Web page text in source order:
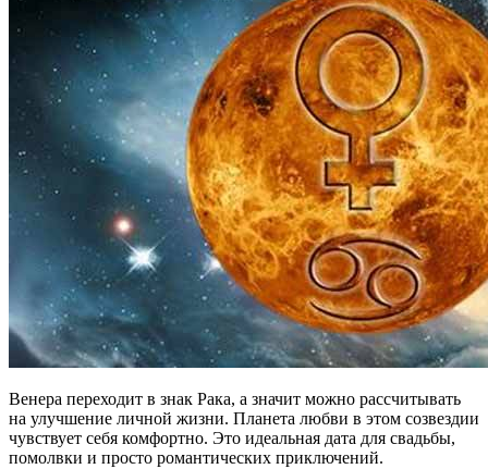
Венера переходит в знак Рака, а значит можно рассчитывать
на улучшение личной жизни. Планета любви в этом созвездии
чувствует себя комфортно. Это идеальная дата для свадьбы,
помолвки и просто романтических приключений.